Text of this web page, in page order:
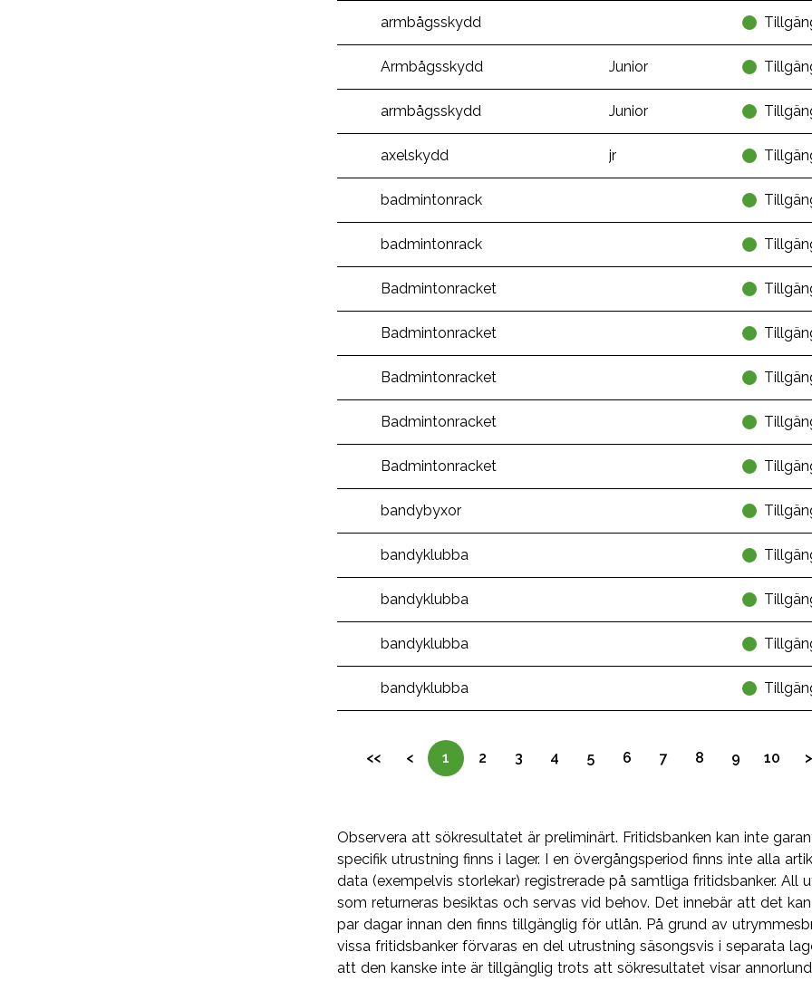
armbågsskydd
Armbågsskydd Junior
armbågsskydd Junior
axelskydd jr
badmintonrack
badmintonrack
Badmintonracket
Badmintonracket
Badmintonracket
Badmintonracket
Badmintonracket
bandybyxor
bandyklubba
bandyklubba
bandyklubba
bandyklubba
<< < 1 2 3 4 5 6 7 8 9 10 >
Observera att sökresultatet är preliminärt. Fritidsbanken kan inte
specifik utrustning finns i lager. I en övergångsperiod finns inte alla
data (exempelvis storlekar) registrerade på samtliga fritidsbanker. All
som returneras besiktas och servas vid behov. Det innebär att det
par dagar innan den finns tillgänglig för utlån. På grund av
vissa fritidsbanker förvaras en del utrustning säsongsvis i separata
att den kanske inte är tillgänglig trots att sökresultatet visar